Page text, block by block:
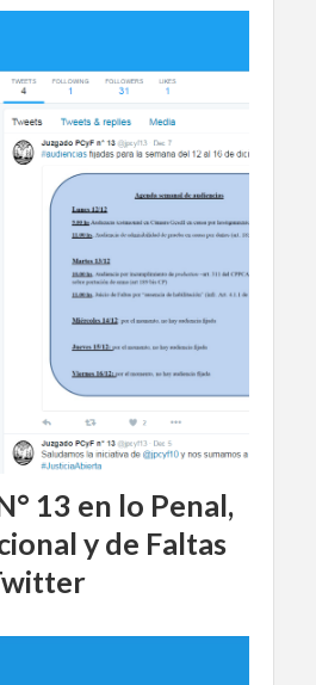
13 en lo Penal,
y de Faltas